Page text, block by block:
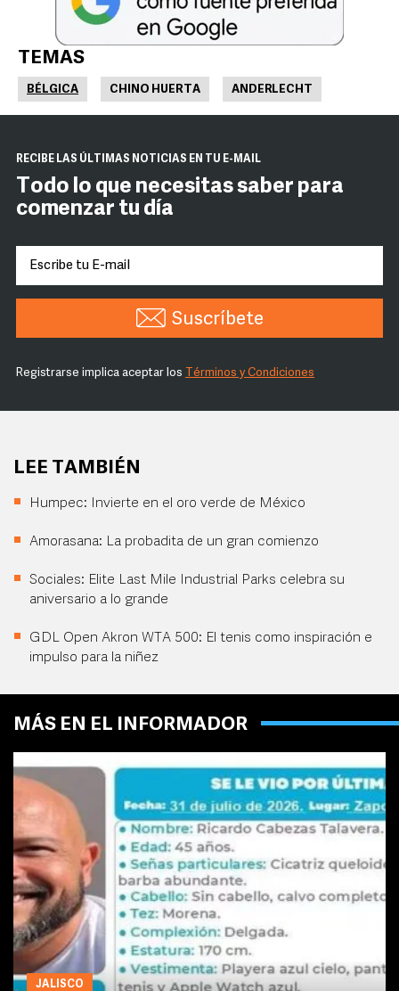
TEMAS
BÉLGICA CHINO HUERTA ANDERLECHT
RECIBE LAS ÚLTIMAS NOTICIAS EN TU E-MAIL
Todo lo que necesitas saber para
comenzar tu día
Suscríbete
Registrarse implica aceptar los Términos y Condiciones
LEE TAMBIÉN
Humpec: Invierte en el oro verde de México
Amorasana: La probadita de un gran comienzo
Sociales: Elite Last Mile Industrial Parks celebra su
aniversario a lo grande
GDL Open Akron WTA 500: El tenis como inspiración e
impulso para la niñez
MÁS EN EL INFORMADOR
JALISCO